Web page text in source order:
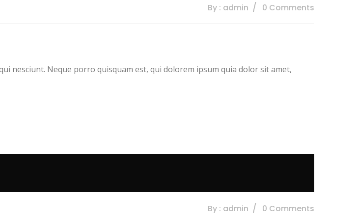
By : admin 0 Comments
nesciunt. Neque porro quisquam est, qui dolorem ipsum quia dolor sit amet,
By : admin 0 Comments